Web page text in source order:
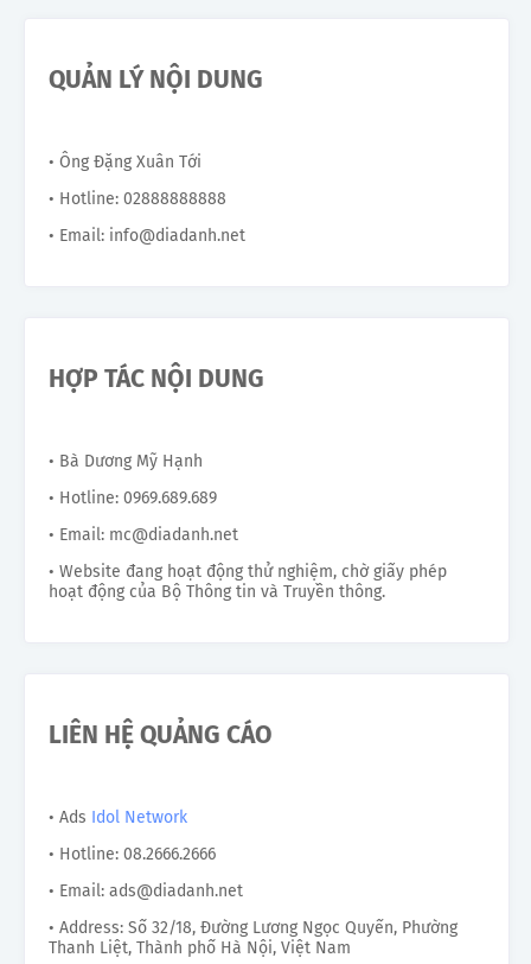
QUẢN LÝ NỘI DUNG
• Ông Đặng Xuân Tới
• Hotline: 02888888888
• Email: info@diadanh.net
HỢP TÁC NỘI DUNG
• Bà Dương Mỹ Hạnh
• Hotline: 0969.689.689
• Email: mc@diadanh.net
• Website đang hoạt động thử nghiệm, chờ giấy phép
hoạt động của Bộ Thông tin và Truyền thông.
LIÊN HỆ QUẢNG CÁO
• Ads Idol Network
• Hotline: 08.2666.2666
• Email: ads@diadanh.net
• Address: Số 32/18, Đường Lương Ngọc Quyến, Phường
Thanh Liệt, Thành phố Hà Nội, Việt Nam